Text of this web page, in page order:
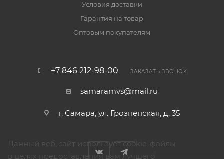
Условия доставки
Гарантия на товар
Оптовым покупателям
+7 846 212-98-00 ЗАКАЗАТЬ ЗВОНОК
samaramvs@mail.ru
г. Самара, ул. Грозненская, д. 35
Данный веб-сайт использует cookie-файлы
в целях предоставления вам лучшего